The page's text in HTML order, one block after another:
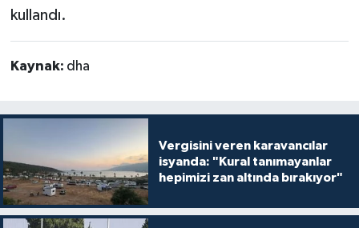
kullandı.
Kaynak: dha
Vergisini veren karavancılar
isyanda: "Kural tanımayanlar
hepimizi zan altında bırakıyor"